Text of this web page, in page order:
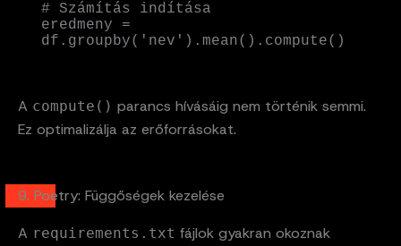
# Számítás indítása
eredmeny =
df.groupby('nev').mean().compute()
A compute() parancs hívásáig nem történik semmi.
Ez optimalizálja az erőforrásokat.
9. Poetry: Függőségek kezelése
A requirements.txt fájlok gyakran okoznak